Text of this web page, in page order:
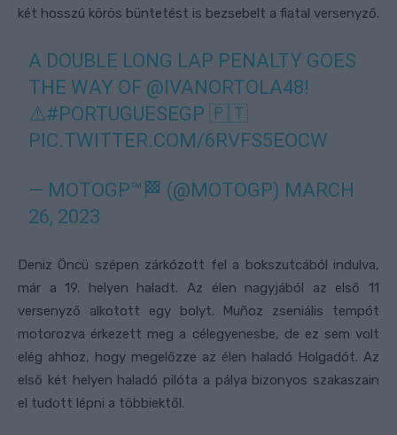
két hosszú körös büntetést is bezsebelt a fiatal versenyző.
A DOUBLE LONG LAP PENALTY GOES
THE WAY OF @IVANORTOLA48!
⚠️#PORTUGUESEGP 🇵🇹
PIC.TWITTER.COM/6RVFS5EOCW
— MOTOGP™🏁 (@MOTOGP) MARCH
26, 2023
Deniz Öncü szépen zárkózott fel a bokszutcából indulva,
már a 19. helyen haladt. Az élen nagyjából az első 11
versenyző alkotott egy bolyt. Muñoz zseniális tempót
motorozva érkezett meg a célegyenesbe, de ez sem volt
elég ahhoz, hogy megelőzze az élen haladó Holgadót. Az
első két helyen haladó pilóta a pálya bizonyos szakaszain
el tudott lépni a többiektől.